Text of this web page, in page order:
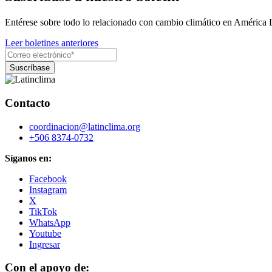
Entérese sobre todo lo relacionado con cambio climático en América
Leer boletines anteriores
Contacto
coordinacion@latinclima.org
+506 8374-0732
Síganos en:
Facebook
Instagram
X
TikTok
WhatsApp
Youtube
Ingresar
Con el apoyo de: